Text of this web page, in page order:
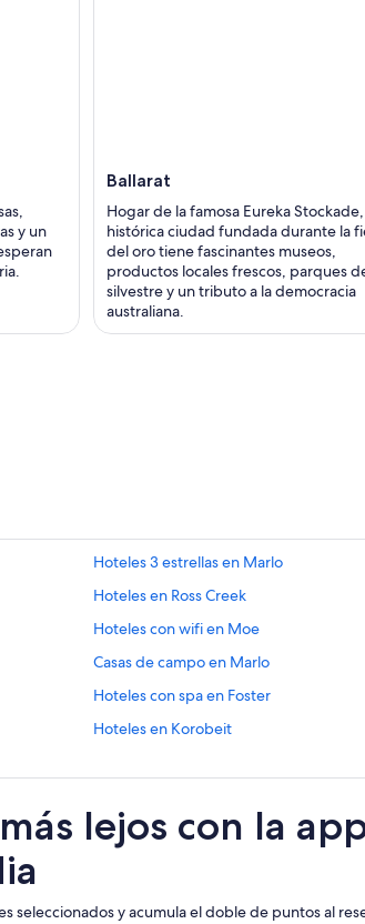
y un
Ballarat
Hogar de la famosa Eureka
histórica ciudad fundada durante la
del oro tiene fascinantes museos,
productos locales frescos, parques
silvestre y un tributo a la democracia
australiana.
Hoteles 3 estrellas en Marlo
Hoteles en Ross Creek
Hoteles con wifi en Moe
Casas de campo en Marlo
Hoteles con spa en Foster
Hoteles en Korobeit
lejos con la
seleccionados y acumula el doble de puntos al